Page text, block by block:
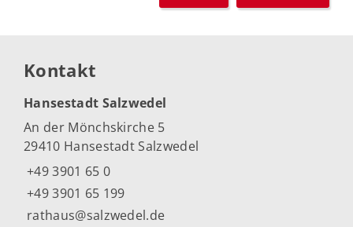
Kontakt
Hansestadt Salzwedel
An der Mönchskirche 5
29410 Hansestadt Salzwedel
+49 3901 65 0
+49 3901 65 199
rathaus@salzwedel.de